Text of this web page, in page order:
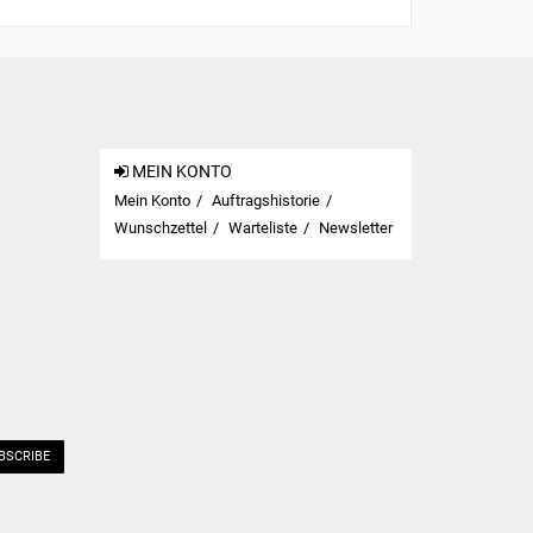
MEIN KONTO
Mein Konto
Auftragshistorie
Wunschzettel
Warteliste Newsletter